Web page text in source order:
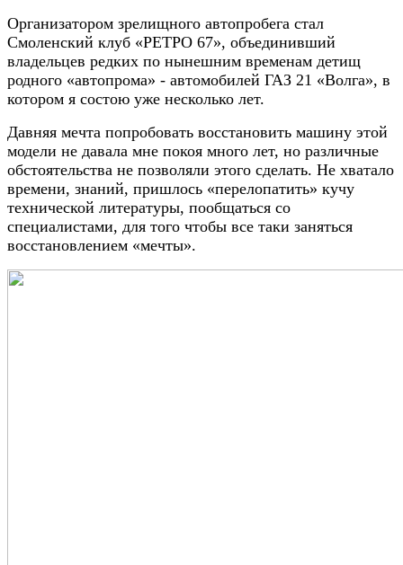
Организатором зрелищного автопробега стал
Смоленский клуб «РЕТРО 67», объединивший
владельцев редких по нынешним временам детищ
родного «автопрома» - автомобилей ГАЗ 21 «Волга», в
котором я состою уже несколько лет.
Давняя мечта попробовать восстановить машину этой
модели не давала мне покоя много лет, но различные
обстоятельства не позволяли этого сделать. Не хватало
времени, знаний, пришлось «перелопатить» кучу
технической литературы, пообщаться со
специалистами, для того чтобы все таки заняться
восстановлением «мечты».